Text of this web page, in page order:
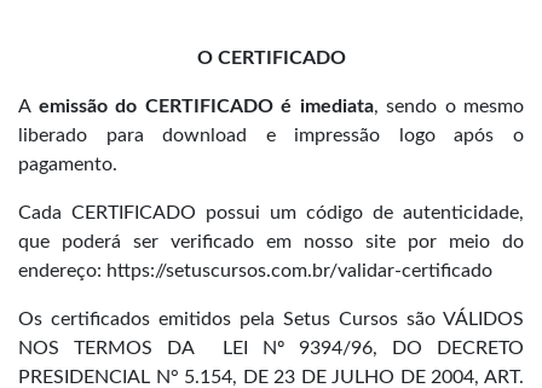
O CERTIFICADO
A emissão do CERTIFICADO é imediata, sendo o mesmo
liberado para download e impressão logo após o
pagamento.
Cada CERTIFICADO possui um código de autenticidade,
que poderá ser verificado em nosso site por meio do
endereço: https://setuscursos.com.br/validar-certificado
Os certificados emitidos pela Setus Cursos são VÁLIDOS
NOS TERMOS DA LEI
Nº 9394/96, DO DECRETO
PRESIDENCIAL N° 5.154, DE 23 DE JULHO DE 2004, ART.